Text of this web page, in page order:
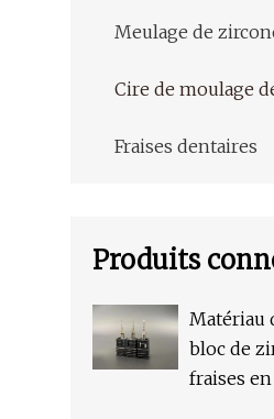
Meulage de
Cire de moulage
Fraises dentaires
Produits
Matériau
bloc de
fraises